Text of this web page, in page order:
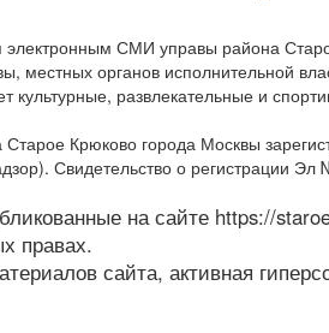
электронным СМИ управы района
местных органов исполнительной
культурные, развлекательные и
Старое Крюково города Москвы
Свидетельство о регистрации
на сайте https://
правах.
сайта, активная